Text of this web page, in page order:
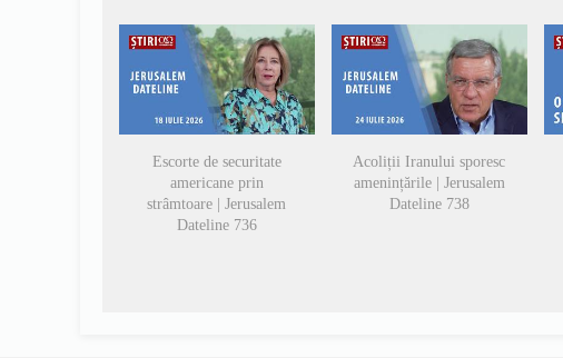
Escorte de securitate
americane prin
strâmtoare | Jerusalem
Dateline 736
Acoliții Iranului sporesc
amenințările | Jerusalem
Dateline 738